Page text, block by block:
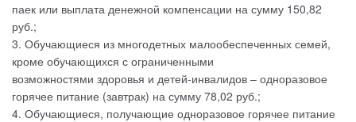
паек или выплата денежной компенсации на сумму 150,82
руб.;
3. Обучающиеся из многодетных малообеспеченных семей,
кроме обучающихся с ограниченными
возможностями здоровья и детей-инвалидов – одноразовое
горячее питание (завтрак) на сумму 78,02 руб.;
4. Обучающиеся, получающие одноразовое горячее питание